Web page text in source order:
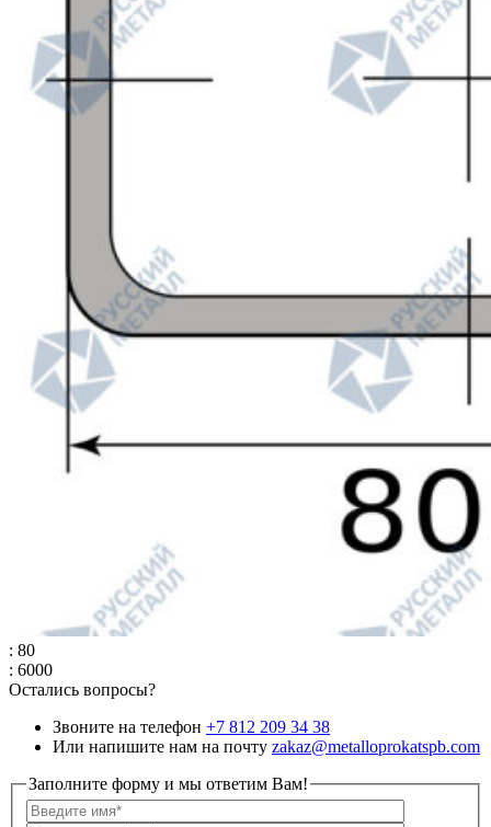
: 80
: 6000
Остались вопросы?
Звоните на телефон +7 812 209 34 38
Или напишите нам на почту zakaz@metalloprokatspb.com
Заполните форму и мы ответим Вам!